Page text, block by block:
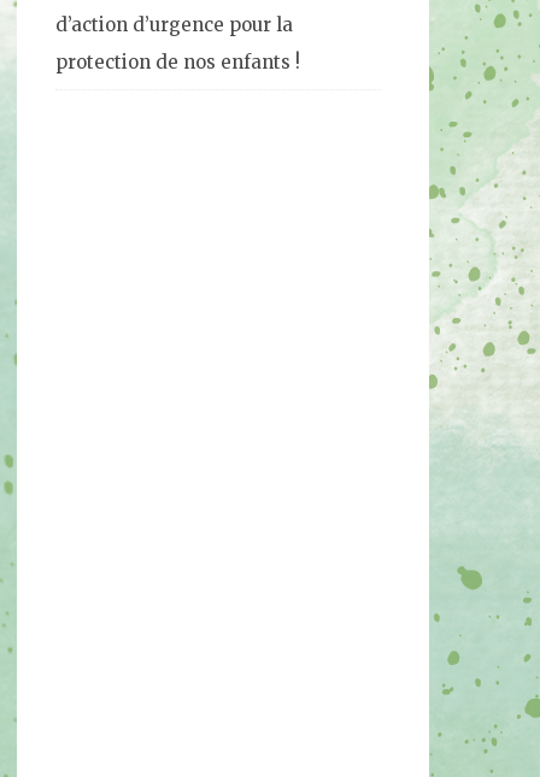
viewform
d’action d’urgence pour la
protection de nos enfants !